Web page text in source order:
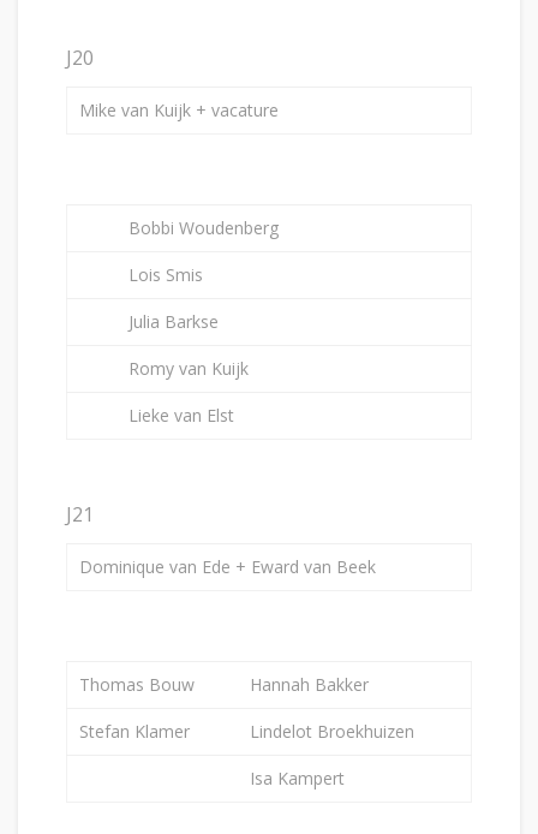
J20
Mike van Kuijk + vacature
Bobbi Woudenberg
Lois Smis
Julia Barkse
Romy van Kuijk
Lieke van Elst
J21
Dominique van Ede + Eward van Beek
Thomas Bouw Hannah Bakker
Stefan Klamer Lindelot Broekhuizen
Isa Kampert